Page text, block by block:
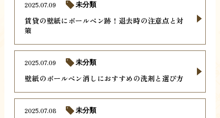
賃貸の壁紙にボールペン跡！退去時の注意点と対
策
2025.07.09 未分類
壁紙のボールペン消しにおすすめの洗剤と選び方
2025.07.09 未分類
2025.07.08 未分類